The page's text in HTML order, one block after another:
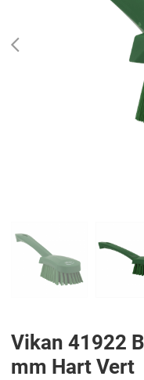
Vikan 41922
mm Hart Vert